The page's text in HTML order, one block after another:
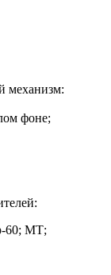
механизм:
фоне;
60; МТ;